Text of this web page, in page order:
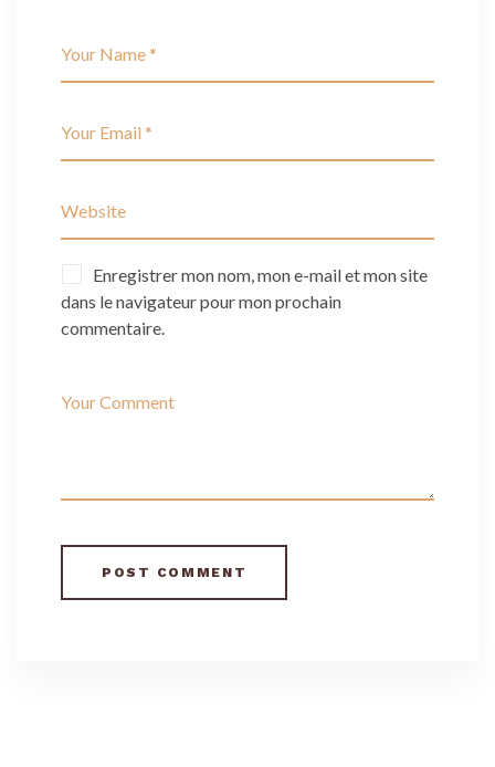
Enregistrer mon nom, mon e-mail et mon site
dans le navigateur pour mon prochain
commentaire.